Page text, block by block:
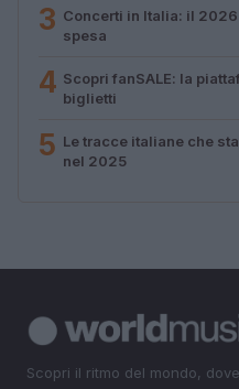
3 Concerti in Italia: il
spesa
4 Scopri fanSALE: la
biglietti
5 Le tracce italiane che
nel 2025
Scopri il ritmo del mondo,